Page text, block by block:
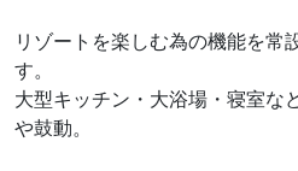
リゾートを楽しむ為の機能を常
す。
大型キッチン・大浴場・寝室な
や鼓動。